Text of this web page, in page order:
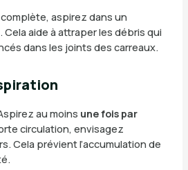
aspirez dans un
aide à attraper les débris qui
dans les joints des carreaux.
au moins une fois par
circulation, envisagez
Cela prévient l’accumulation de